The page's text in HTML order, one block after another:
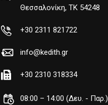
Θεσσαλονίκη, TK 54248
+30 2311 821722
info@kedith.gr
+30 2310 318334
08:00 – 14:00 (Δευ. - Παρ.)